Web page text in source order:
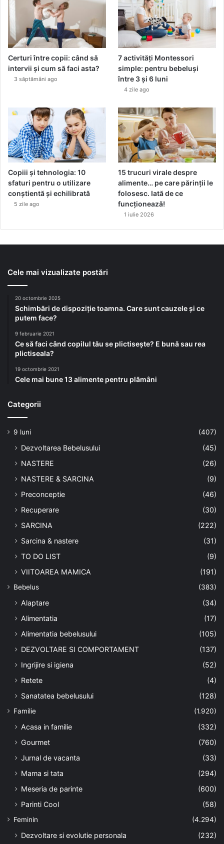
Certuri între copii: când să
intervii și cum să faci asta?
3 săptămâni ago
7 activități Montessori
simple: pentru bebeluși
între 3 și 6 luni
4 zile ago
Copiii și tehnologia: 10
sfaturi pentru o utilizare
conștientă și echilibrată
5 zile ago
15 trucuri virale despre
alimente… pe care părinții le
folosesc. Iată de ce
funcționează!
1 iulie 2026
Cele mai vizualizate postări
20 octombrie 2025
Schimbări de dispoziție toamna. Care sunt cauzele și ce
putem face?
9 februarie 2021
Ce să faci când copilul tău se plictisește? E bună sau rea
plictiseala?
19 octombrie 2021
Cele mai bune 13 alimente pentru plămâni
Categorii
9 luni (407)
Dezvoltarea Bebelusului
(45)
NASTERE
(26)
NASTERE & SARCINA
(9)
Preconceptie
(46)
Recuperare
(30)
SARCINA
(222)
Sarcina & nastere
(31)
TO DO LIST
(9)
VIITOAREA MAMICA
(191)
Bebelus (383)
Alaptare
(34)
Alimentatia
(17)
Alimentatia bebelusului
(105)
DEZVOLTARE SI COMPORTAMENT
(137)
Ingrijire si igiena
(52)
Retete
(4)
Sanatatea bebelusului
(128)
Familie (1.920)
Acasa in familie
(332)
Gourmet
(760)
Jurnal de vacanta
(33)
Mama si tata
(294)
Meseria de parinte
(600)
Parinti Cool
(58)
Feminin (4.294)
Dezvoltare si evolutie personala
(232)